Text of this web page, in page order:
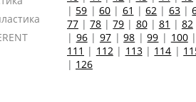
| 59 | 60| 61 |62 | 63|
77 |78 |79 | 80| 81 | 82
| 96| 97|98 |99 | 100|
111 | 112| 113| 114 |
| 126